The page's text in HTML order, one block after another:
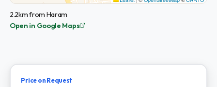
2.2km from Haram
Open in Google Maps
Price on Request